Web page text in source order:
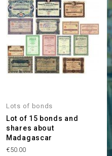
Lots of bonds
Lot of 15 bonds and
shares about
Madagascar
Price
€50.00